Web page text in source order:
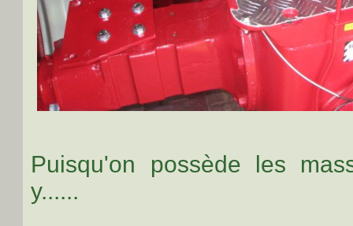
Puisqu'on possède les
y......